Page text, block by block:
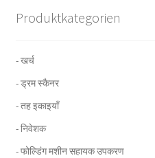
Produktkategorien
- खर्च
- ड्रम स्कैनर
- तह इकाइयाँ
- निवेशक
- फोल्डिंग मशीन सहायक उपकरण